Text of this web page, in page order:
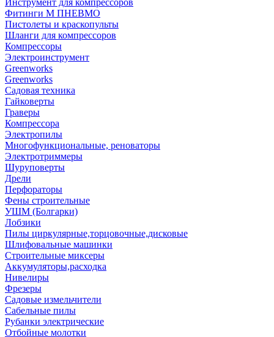
Инструмент для компрессоров
Фитинги М ПНЕВМО
Пистолеты и краскопульты
Шланги для компрессоров
Компрессоры
Электроинструмент
Greenworks
Greenworks
Садовая техника
Гайковерты
Граверы
Компрессора
Электропилы
Многофункциональные, реноваторы
Электротриммеры
Шуруповерты
Дрели
Перфораторы
Фены строительные
УШМ (Болгарки)
Лобзики
Пилы циркулярные,торцовочные,дисковые
Шлифовальные машинки
Строительные миксеры
Аккумуляторы,расходка
Нивелиры
Фрезеры
Садовые измельчители
Сабельные пилы
Рубанки электрические
Отбойные молотки